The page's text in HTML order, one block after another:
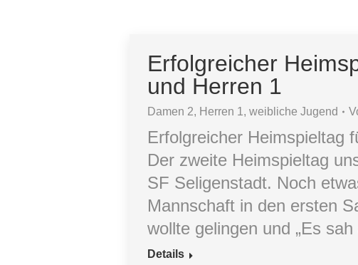
Erfolgreicher
und Herren 1
Damen 2, Herren 1 ,weibliche Jugend
Erfolgreicher Heimspieltag
Der zweite Heimspieltag
SF Seligenstadt. Noch
Mannschaft in den ersten
wollte gelingen und „Es
Details